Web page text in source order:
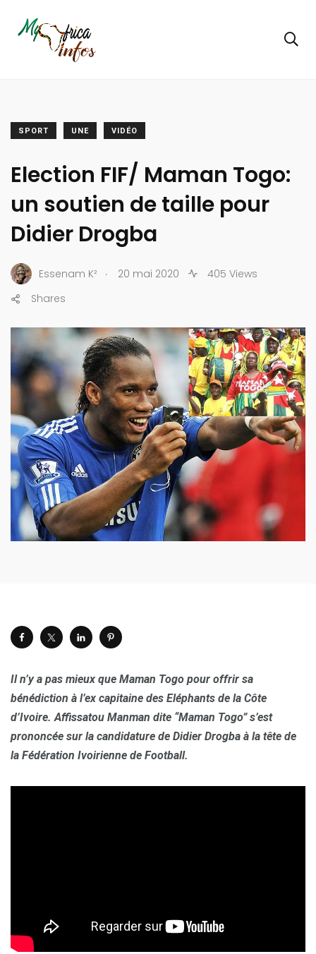
SPORT UNE VIDÉO
Election FIF/ Maman Togo:
un soutien de taille pour
Didier Drogba
Essenam K² . 20 mai 2020
405 Views
Shares
Il n’y a pas mieux que Maman Togo pour offrir sa
bénédiction à l’ex capitaine des Eléphants de la Côte
d’Ivoire. Affissatou Manman dite “Maman Togo” s’est
prononcée sur la candidature de Didier Drogba à la tête de
la Fédération Ivoirienne de Football.